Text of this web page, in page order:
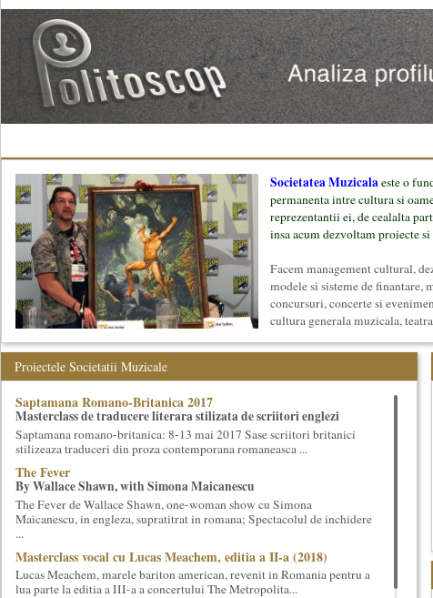
Societatea Muzicalaeste o
permanenta intre cultura si
reprezentantii ei, de cealalta
insa acum dezvoltam proiecte
Facem management cultural,
modele si sisteme de finantare,
concursuri, concerte si
cultura generala muzicala,
mai jos.
Proiectele Societatii Muzicale
Saptamana Romano-Britanica 2017
Masterclass de traducere literara stilizata de scriitori englezi
Saptamana romano-britanica: 8-13 mai 2017 Sase scriitori britanici
stilizeaza traduceri din proza contemporana romaneasca ...
The Fever
By Wallace Shawn, with Simona Maicanescu
The Fever de Wallace Shawn, one-woman show cu Simona
Maicanescu, in engleza, supratitrat in romana; Spectacolul de inchidere
...
Masterclass vocal cu Lucas Meachem, editia a II-a (2018)
Lucas Meachem, marele bariton american, revenit in Romania pentru a
lua parte la editia a III-a a concertului The Metropolita...